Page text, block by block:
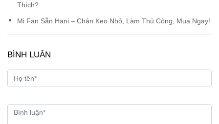
Thích?
Mi Fan Sẵn Hani – Chân Keo Nhỏ, Làm Thủ Công, Mua Ngay!
BÌNH LUẬN